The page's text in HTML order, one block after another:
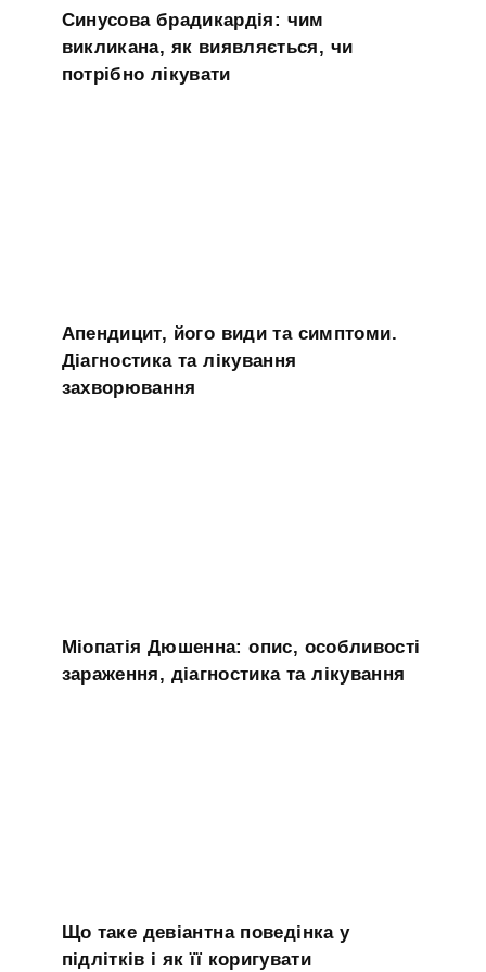
Синусова брадикардія: чим
викликана, як виявляється, чи
потрібно лікувати
Апендицит, його види та симптоми.
Діагностика та лікування
захворювання
Міопатія Дюшенна: опис, особливості
зараження, діагностика та лікування
Що таке девіантна поведінка у
підлітків і як її коригувати